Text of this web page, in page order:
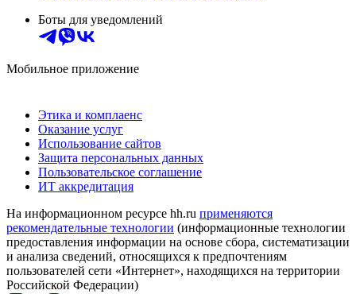
Боты для уведомлений
Мобильное приложение
Этика и комплаенс
Оказание услуг
Использование сайтов
Защита персональных данных
Пользовательское соглашение
ИТ аккредитация
На информационном ресурсе hh.ru применяются
рекомендательные технологии (информационные технологии
предоставления информации на основе сбора, систематизации
и анализа сведений, относящихся к предпочтениям
пользователей сети «Интернет», находящихся на территории
Российской Федерации)